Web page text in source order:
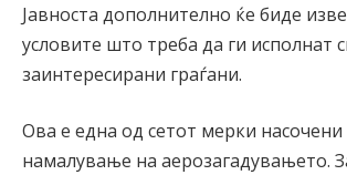
Јавноста дополнително ќе биде
условите што треба да ги исполнат
заинтересирани граѓани.
Ова е една од сетот мерки насочени
намалување на аерозагадувањето.